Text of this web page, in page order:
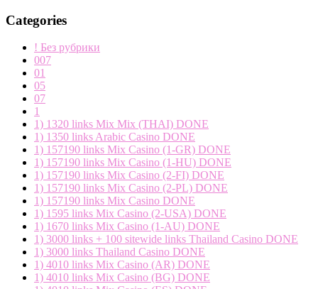
Categories
! Без рубрики
007
01
05
07
1
1) 1320 links Mix Mix (THAI) DONE
1) 1350 links Arabic Casino DONE
1) 157190 links Mix Casino (1-GR) DONE
1) 157190 links Mix Casino (1-HU) DONE
1) 157190 links Mix Casino (2-FI) DONE
1) 157190 links Mix Casino (2-PL) DONE
1) 157190 links Mix Casino DONE
1) 1595 links Mix Casino (2-USA) DONE
1) 1670 links Mix Casino (1-AU) DONE
1) 3000 links + 100 sitewide links Thailand Casino DONE
1) 3000 links Thailand Casino DONE
1) 4010 links Mix Casino (AR) DONE
1) 4010 links Mix Casino (BG) DONE